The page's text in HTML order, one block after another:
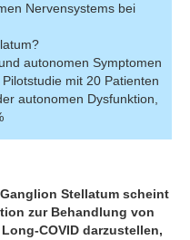
Nervensystems bei
autonomen Symptomen
mit 20 Patienten
autonomen Dysfunktion,
Stellatum scheint
zur Behandlung von
COVID darzustellen,